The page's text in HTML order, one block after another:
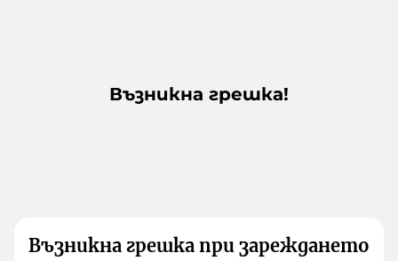
Възникна грешка!
Възникна грешка при зареждането